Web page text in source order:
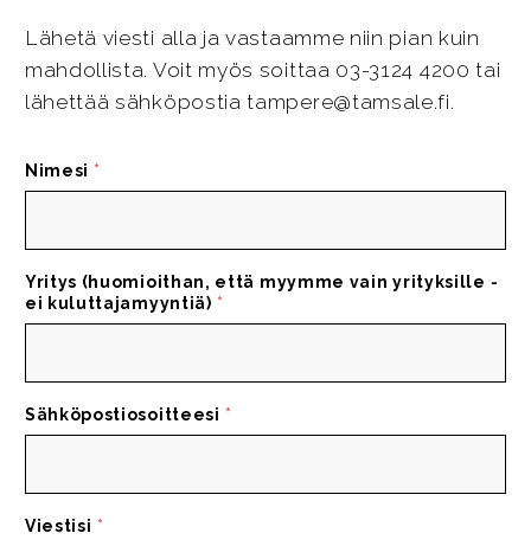
Lähetä viesti alla ja vastaamme niin pian kuin
mahdollista. Voit myös soittaa 03-3124 4200 tai
lähettää sähköpostia tampere@tamsale.fi.
Nimesi *
Yritys (huomioithan, että myymme vain yrityksille -
ei kuluttajamyyntiä) *
Sähköpostiosoitteesi *
Viestisi *